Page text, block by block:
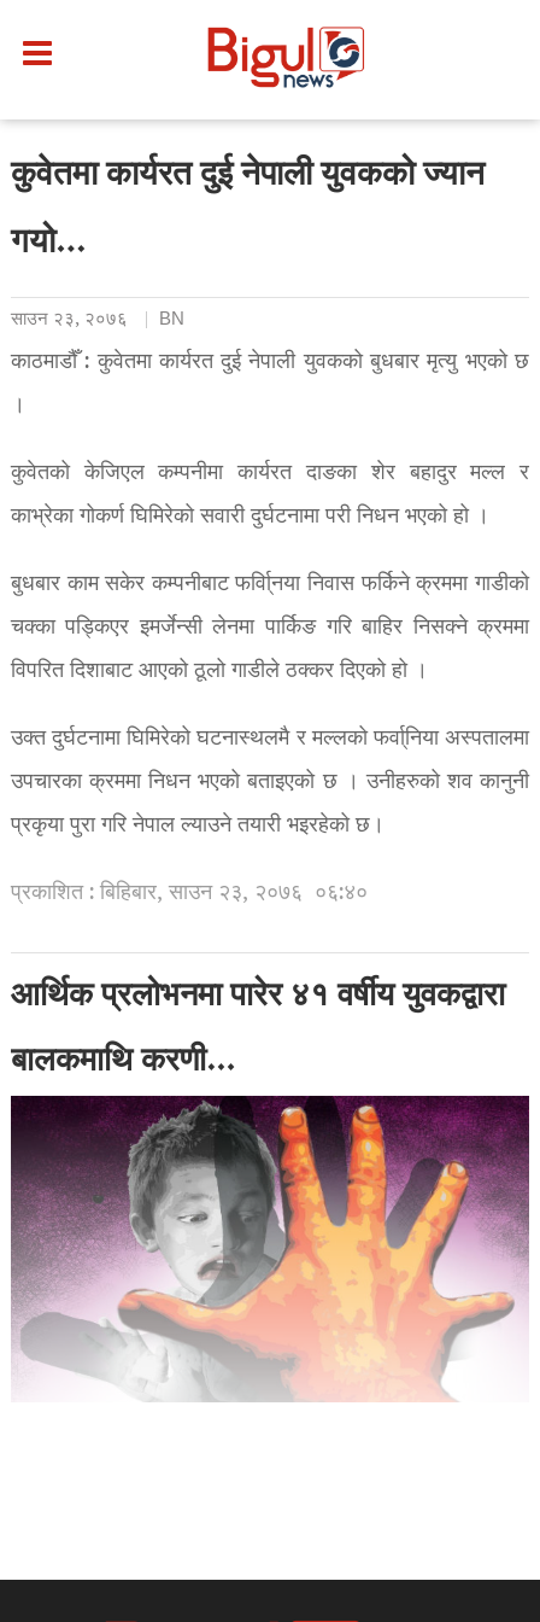
कुवेतमा कार्यरत दुई नेपाली युवकको ज्यान
गयो…
साउन २३, २०७६ BN
काठमाडौँ : कुवेतमा कार्यरत दुई नेपाली युवकको बुधबार मृत्यु भएको छ
।
कुवेतको केजिएल कम्पनीमा कार्यरत दाङका शेर बहादुर मल्ल र
काभ्रेका गोकर्ण घिमिरेको सवारी दुर्घटनामा परी निधन भएको हो ।
बुधबार काम सकेर कम्पनीबाट फर्वा्िनया निवास फर्किने क्रममा गाडीको
चक्का पड्किएर इमर्जेन्सी लेनमा पार्किङ गरि बाहिर निसक्ने क्रममा
विपरित दिशाबाट आएको ठूलो गाडीले ठक्कर दिएको हो ।
उक्त दुर्घटनामा घिमिरेको घटनास्थलमै र मल्लको फर्वा्निया अस्पतालमा
उपचारका क्रममा निधन भएको बताइएको छ । उनीहरुको शव कानुनी
प्रकृया पुरा गरि नेपाल ल्याउने तयारी भइरहेको छ।
प्रकाशित : बिहिबार, साउन २३, २०७६ ०६:४०
आर्थिक प्रलोभनमा पारेर ४१ वर्षीय युवकद्वारा
बालकमाथि करणी…